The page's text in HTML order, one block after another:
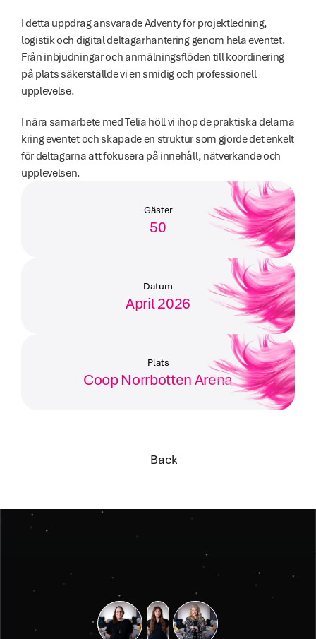
I detta uppdrag ansvarade Adventy för projektledning,
logistik och digital deltagarhantering genom hela eventet.
Från inbjudningar och anmälningsflöden till koordinering
på plats säkerställde vi en smidig och professionell
upplevelse.
I nära samarbete med Telia höll vi ihop de praktiska delarna
kring eventet och skapade en struktur som gjorde det enkelt
för deltagarna att fokusera på innehåll, nätverkande och
upplevelsen.
Gäster
50
Datum
April 2026
Plats
Coop Norrbotten Arena
Back